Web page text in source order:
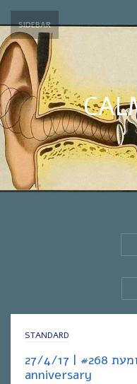
SIDEBAR
STANDARD
אחת ששומעת #268 | 27/4/17 | One Year
anniversary